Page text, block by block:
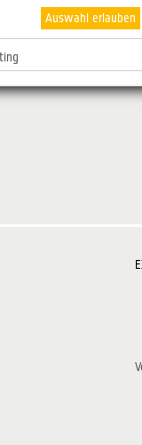
Auswahl erlauben